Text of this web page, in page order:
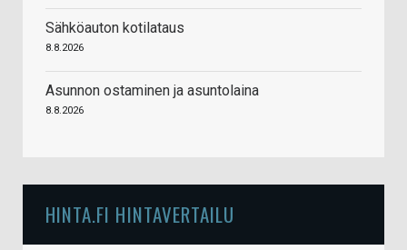
Sähköauton kotilataus
8.8.2026
Asunnon ostaminen ja asuntolaina
8.8.2026
HINTA.FI HINTAVERTAILU